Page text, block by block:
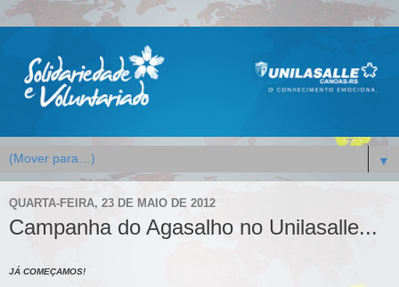
▼
QUARTA-FEIRA, 23 DE MAIO DE 2012
Campanha do Agasalho no Unilasalle...
JÁ COMEÇAMOS!